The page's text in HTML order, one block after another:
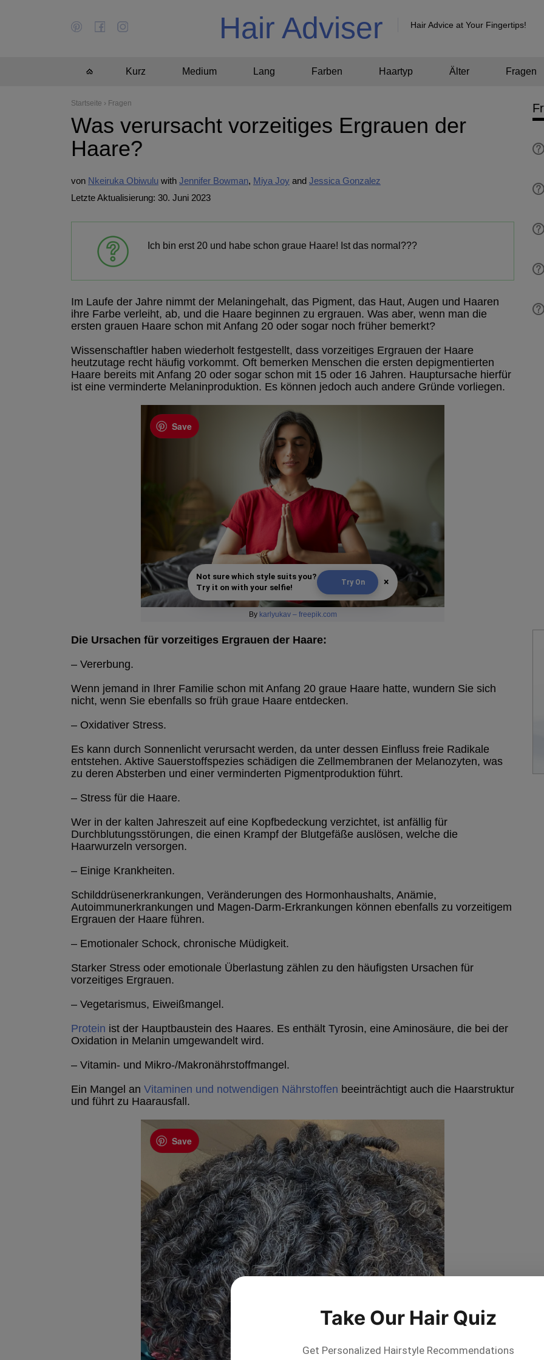
Hair Adviser Hair Advice at Your Fingertips!
Kurz Medium Lang Farben Haartyp Älter Fragen
Startseite › Fragen
Was verursacht vorzeitiges Ergrauen der
Haare?
von Nkeiruka Obiwulu Jennifer Bowman Miya Joy
Jessica Gonzalez
Letzte Aktualisierung: 30. Juni 2023
Ich bin erst 20 und habe schon graue Haare! Ist das normal???
Im Laufe der Jahre nimmt der Melaningehalt, das Pigment, das Haut, Augen und Haaren
ihre Farbe verleiht, ab, und die Haare beginnen zu ergrauen. Was aber, wenn man die
ersten grauen Haare schon mit Anfang 20 oder sogar noch früher bemerkt?
Wissenschaftler haben wiederholt festgestellt, dass vorzeitiges Ergrauen der Haare
heutzutage recht häufig vorkommt. Oft bemerken Menschen die ersten depigmentierten
Haare bereits mit Anfang 20 oder sogar schon mit 15 oder 16 Jahren. Hauptursache hierfür
ist eine verminderte Melaninproduktion. Es können jedoch auch andere Gründe vorliegen.
Save
Not sure which style suits you?
Try it on with your selfie!
Try On ×
By karlyukav – freepik.com
Die Ursachen für vorzeitiges Ergrauen der Haare:
– Vererbung.
Wenn jemand in Ihrer Familie schon mit Anfang 20 graue Haare hatte, wundern Sie sich
nicht, wenn Sie ebenfalls so früh graue Haare entdecken.
– Oxidativer Stress.
Es kann durch Sonnenlicht verursacht werden, da unter dessen Einfluss freie Radikale
entstehen. Aktive Sauerstoffspezies schädigen die Zellmembranen der Melanozyten, was
zu deren Absterben und einer verminderten Pigmentproduktion führt.
– Stress für die Haare.
Wer in der kalten Jahreszeit auf eine Kopfbedeckung verzichtet, ist anfällig für
Durchblutungsstörungen, die einen Krampf der Blutgefäße auslösen, welche die
Haarwurzeln versorgen.
– Einige Krankheiten.
Schilddrüsenerkrankungen, Veränderungen des Hormonhaushalts, Anämie,
Autoimmunerkrankungen und Magen-Darm-Erkrankungen können ebenfalls zu vorzeitigem
Ergrauen der Haare führen.
– Emotionaler Schock, chronische Müdigkeit.
Starker Stress oder emotionale Überlastung zählen zu den häufigsten Ursachen für
vorzeitiges Ergrauen.
– Vegetarismus, Eiweißmangel.
Protein ist der Hauptbaustein des Haares. Es enthält Tyrosin, eine Aminosäure, die bei der
Oxidation in Melanin umgewandelt wird.
– Vitamin- und Mikro-/Makronährstoffmangel.
Ein Mangel an Vitaminen und notwendigen Nährstoffen beeinträchtigt auch die Haarstruktur
und führt zu Haarausfall.
Save
Take Our Hair Quiz
Get Personalized Hairstyle Recommendations